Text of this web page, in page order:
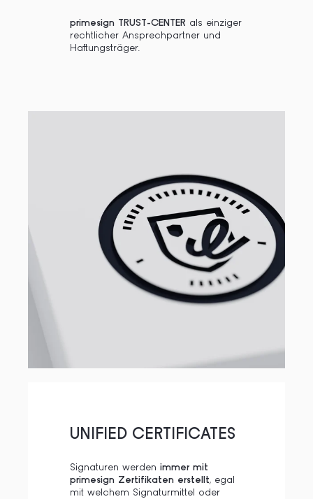
primesign TRUST-CENTER als einziger
rechtlicher Ansprechpartner und
Haftungsträger.
UNIFIED CERTIFICATES
Signaturen werden immer mit
primesign Zertifikaten erstellt, egal
mit welchem Signaturmittel oder